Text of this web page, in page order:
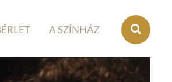
A SZÍNHÁZ